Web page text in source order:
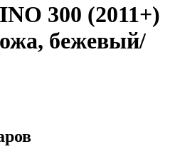
300 (2011+)
бежевый/